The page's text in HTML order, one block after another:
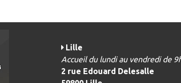
Lille
Accueil du lundi au vendredi de
2 rue Edouard Delesalle